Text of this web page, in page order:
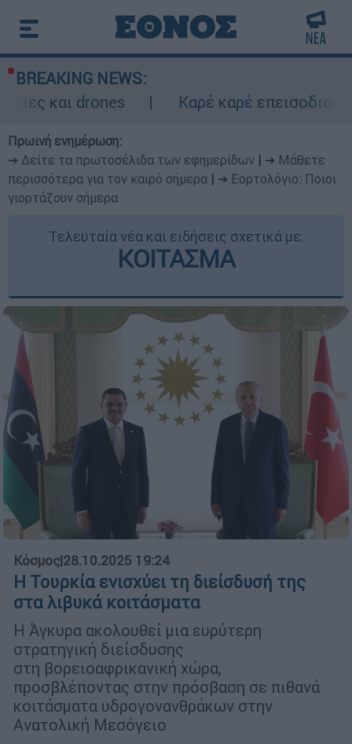
BREAKING NEWS:
Καρέ καρέ επεισοδιακή
Πρωινή ενημέρωση:
➔ Δείτε τα πρωτοσέλιδα των εφημερίδων
➔ Μάθετε
περισσότερα για τον καιρό σήμερα
➔ Εορτολόγιο: Ποιοι
γιορτάζουν σήμερα
Τελευταία νέα και ειδήσεις σχετικά με:
ΚΟΙΤΑΣΜΑ
Κόσμος|28.10.2025 19:24
Η Τουρκία ενισχύει τη διείσδυσή της
στα λιβυκά κοιτάσματα
Η Άγκυρα ακολουθεί μια ευρύτερη
στρατηγική διείσδυσης
στη βορειοαφρικανική χώρα,
προσβλέποντας στην πρόσβαση σε πιθανά
κοιτάσματα υδρογονανθράκων στην
Ανατολική Μεσόγειο